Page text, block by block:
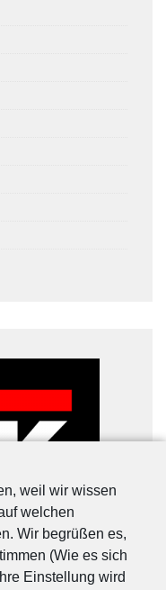
weil wir wissen
welchen
Wir begrüßen es,
(Wie es sich
Einstellung wird